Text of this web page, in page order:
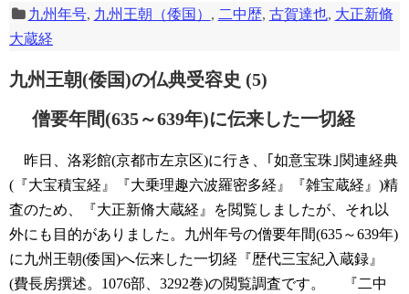
九州年号, 九州王朝（倭国） , 二中歴, 古賀達也, 大正新脩
大蔵経
九州王朝(倭国)の仏典受容史 (5)
僧要年間(635～639年)に伝来した一切経
昨日、洛彩館(京都市左京区)に行き、｢如意宝珠｣関連経典
(『大宝積宝経』『大乗理趣六波羅密多経』『雑宝蔵経』)精
査のため、『大正新脩大蔵経』を閲覧しましたが、それ以
外にも目的がありました。九州年号の僧要年間(635～639年)
に九州王朝(倭国)へ伝来した一切経『歴代三宝紀入蔵録』
(費長房撰述。1076部、3292巻)の閲覧調査です。
『二中